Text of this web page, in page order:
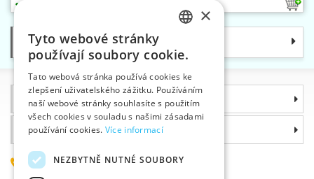
Kategorie
Informace
Proč si zvolit právě nás
585 051 217
ENGLISH
GERMAN
×
Tyto webové stránky
používají soubory cookie.
Tato webová stránka používá cookies ke
zlepšení uživatelského zážitku. Používáním
naší webové stránky souhlasíte s použitím
všech cookies v souladu s našimi zásadami
používání cookies. Více informací
NEZBYTNĚ NUTNÉ SOUBORY